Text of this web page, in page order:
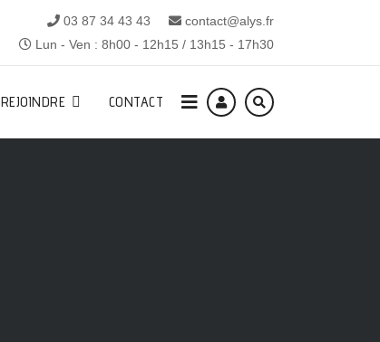
03 87 34 43 43
contact@alys.fr
Lun - Ven : 8h00 - 12h15 / 13h15 - 17h30
REJOINDRE CONTACT